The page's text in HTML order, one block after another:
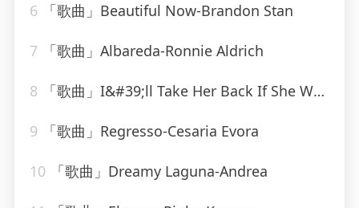
6 「歌曲」Beautiful Now-Brandon Stan
7 「歌曲」Albareda-Ronnie Aldrich
8 「歌曲」I&#39;ll Take Her Back If She Wants To Come Back-fletcher henderson
9 「歌曲」Regresso-Cesaria Evora
10 「歌曲」Dreamy Laguna-Andrea